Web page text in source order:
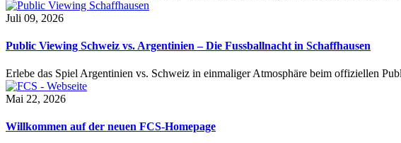
Juli 09, 2026
Public Viewing Schweiz vs. Argentinien – Die Fussballnacht in Schaffhausen
Erlebe das Spiel Argentinien vs. Schweiz in einmaliger Atmosphäre beim offiziellen
Mai 22, 2026
Willkommen auf der neuen FCS-Homepage